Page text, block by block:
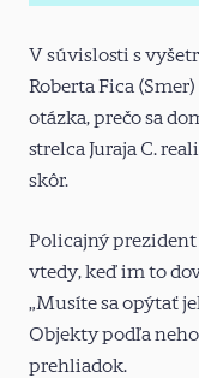
V súvislosti s
Roberta Fica
otázka, prečo sa
strelca Juraja C.
skôr.
Policajný prezident
vtedy, keď im to
„Musíte sa opýtať
Objekty podľa
prehliadok.